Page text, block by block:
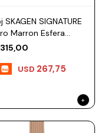
SKAGEN SIGNATURE
Marron Esfera
315,00
USD 267,75